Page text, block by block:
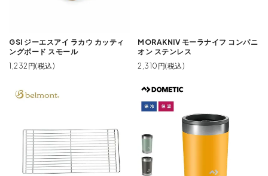
GSI ジーエスアイ ラカウ カッティ
ングボード スモール
1,232円(税込)
MORAKNIV モーラナイフ コンパニ
オン ステンレス
2,310円(税込)